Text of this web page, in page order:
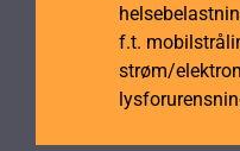
f.t.
strøm/